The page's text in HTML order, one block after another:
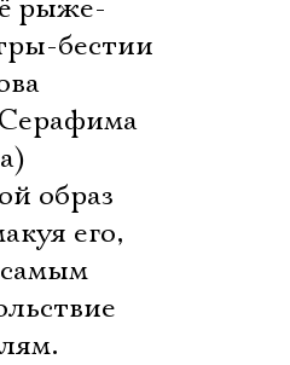
рыже-
бестии
образ
его,